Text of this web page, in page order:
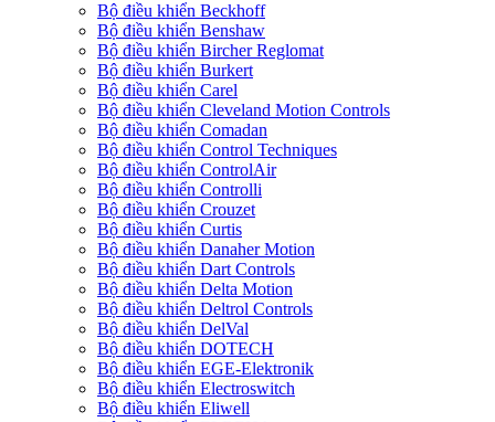
Bộ điều khiển Beckhoff
Bộ điều khiển Benshaw
Bộ điều khiển Bircher Reglomat
Bộ điều khiển Burkert
Bộ điều khiển Carel
Bộ điều khiển Cleveland Motion Controls
Bộ điều khiển Comadan
Bộ điều khiển Control Techniques
Bộ điều khiển ControlAir
Bộ điều khiển Controlli
Bộ điều khiển Crouzet
Bộ điều khiển Curtis
Bộ điều khiển Danaher Motion
Bộ điều khiển Dart Controls
Bộ điều khiển Delta Motion
Bộ điều khiển Deltrol Controls
Bộ điều khiển DelVal
Bộ điều khiển DOTECH
Bộ điều khiển EGE-Elektronik
Bộ điều khiển Electroswitch
Bộ điều khiển Eliwell